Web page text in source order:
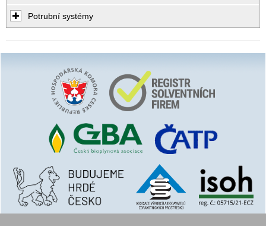
Potrubní systémy